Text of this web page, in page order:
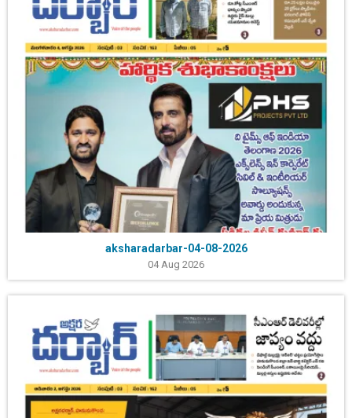
aksharadarbar-04-08-2026
04 Aug 2026